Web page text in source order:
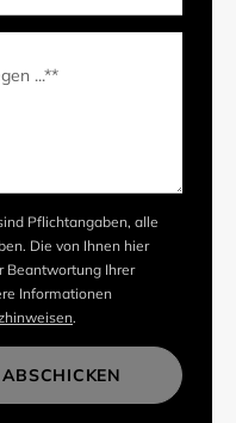
Pflichtangaben, alle
Die von Ihnen hier
Beantwortung Ihrer
Informationen
.
ABSCHICKEN